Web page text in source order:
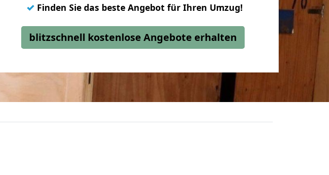
✓ Finden Sie das beste Angebot für Ihren Umzug!
blitzschnell kostenlose Angebote erhalten